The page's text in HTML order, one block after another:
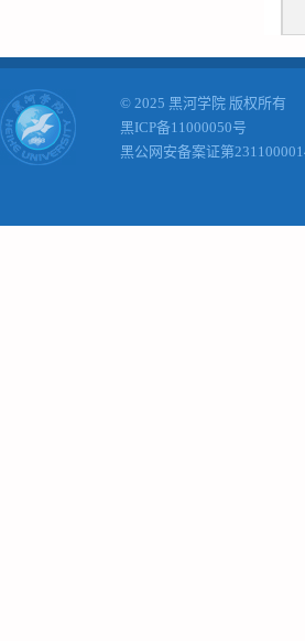
© 2025 黑河学院 版权所有
黑ICP备11000050号
黑公网安备案证第